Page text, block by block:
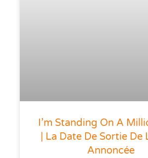
I’m Standing On A
| La Date De Sortie De
Annoncée